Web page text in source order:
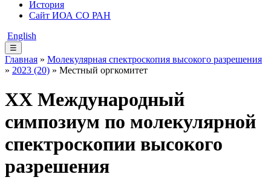
История
Сайт ИОА СО РАН
English
☰
Главная » Молекулярная спектроскопия высокого разрешения
» 2023 (20) » Местный оргкомитет
XX Международный
симпозиум по молекулярной
спектроскопии высокого
разрешения